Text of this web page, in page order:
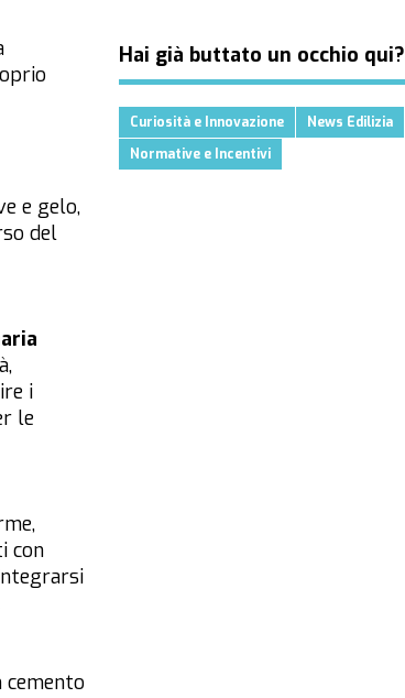
e gelo,
del
i
le
con
cemento
Hai già buttato un occhio qui?
Curiosità e Innovazione
News Edilizia
Normative e Incentivi